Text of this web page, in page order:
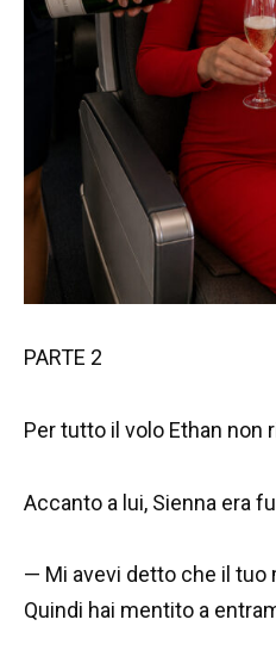
PARTE 2
Per tutto il volo Ethan non
Accanto a lui, Sienna era
— Mi avevi detto che il tuo
Quindi hai mentito a